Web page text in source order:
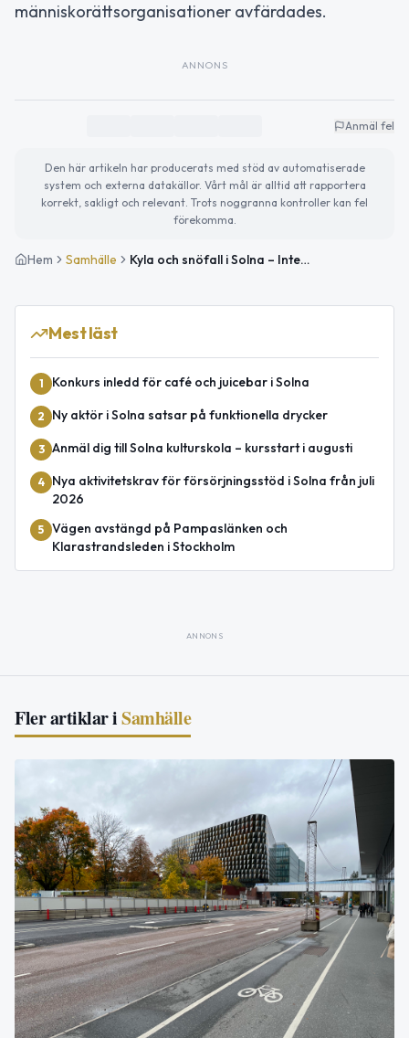
människorättsorganisationer avfärdades.
ANNONS
Anmäl fel
Den här artikeln har producerats med stöd av automatiserade
system och externa datakällor. Vårt mål är alltid att rapportera
korrekt, sakligt och relevant. Trots noggranna kontroller kan fel
förekomma.
Hem Samhälle Kyla och snöfall i Solna – Internationella KOL-dagen och viktiga globala nyheter
Mest läst
1 Konkurs inledd för café och juicebar i Solna
2 Ny aktör i Solna satsar på funktionella drycker
3 Anmäl dig till Solna kulturskola – kursstart i augusti
4
Nya aktivitetskrav för försörjningsstöd i Solna från juli
2026
5 Vägen avstängd på Pampaslänken och
Klarastrandsleden i Stockholm
ANNONS
Fler artiklar iSamhälle